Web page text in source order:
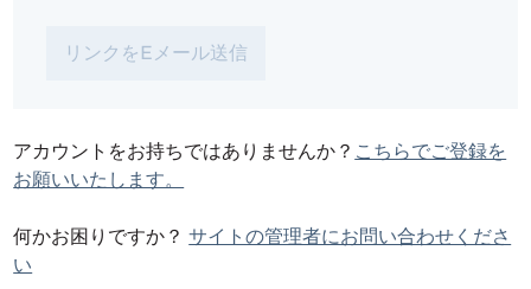
アカウントをお持ちではありませんか？ こちらでご登録を
お願いいたします。
何かお困りですか？サイトの管理者にお問い合わせくださ
い